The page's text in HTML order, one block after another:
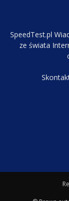
SpeedTest.pl
ze świata